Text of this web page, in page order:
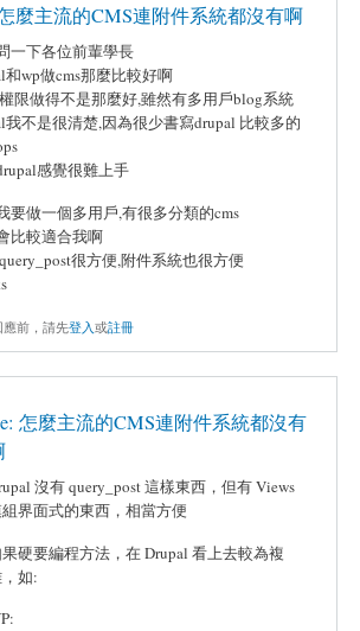
麼主流的CMS連附件系統都沒有啊
一下各位前輩學長
和wp做cms那麼比較好啊
限做得不是那麼好,雖然有多用戶blog系統
我不是很清楚,因為很少書寫drupal 比較多的
感覺很難上手
要做一個多用戶,有很多分類的cms
比較適合我啊
很方便,附件系統也很方便
前，請先登入或註冊
怎麼主流的CMS連附件系統都沒有
沒有 query_post 這樣東西，但有 Views
界面式的東西，相當方便
硬要編程方法，在 Drupal 看上去較為複
如: